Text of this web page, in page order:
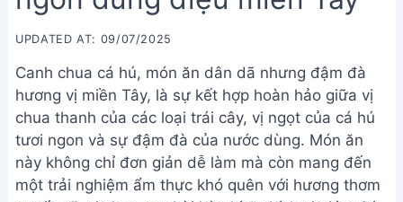
UPDATED AT: 09/07/2025
Canh chua cá hú, món ăn dân dã nhưng đậm đà
hương vị miền Tây, là sự kết hợp hoàn hảo giữa vị
chua thanh của các loại trái cây, vị ngọt của cá hú
tươi ngon và sự đậm đà của nước dùng. Món ăn
này không chỉ đơn giản dễ làm mà còn mang đến
một trải nghiệm ẩm thực khó quên với hương thơm